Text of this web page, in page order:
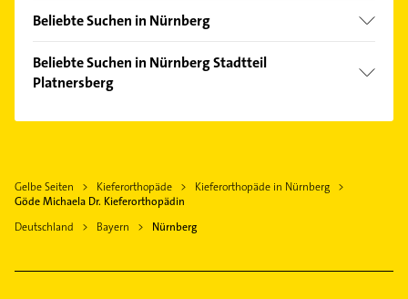
Fürth Bayern
Erlangen
Schwabach
Beliebte Suchen in Nürnberg
Kanalreinigung
Gartenbau & Landschaftsbau
Allgemeinarzt
Arzt
Fensterbauer
Beliebte Suchen in Nürnberg Stadtteil
Platnersberg
Rechtsanwalt
Gelbe Seiten Kieferorthopäde
Kieferorthopäde in Nürnberg
Göde Michaela Dr. Kieferorthopädin
Deutschland
Bayern Nürnberg